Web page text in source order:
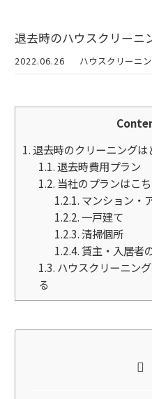
退去時のハウスクリーニ
2022.06.26 ハウスクリーニ
1.退去時のクリーニングは
1.1.退去時費用プラン
1.2. 当社のプランはこち
1.2.1. マンション・
1.2.2. 一戸建て
1.2.3.清掃個所
1.2.4.賃主・入居者
1.3. ハウスクリーニン
る